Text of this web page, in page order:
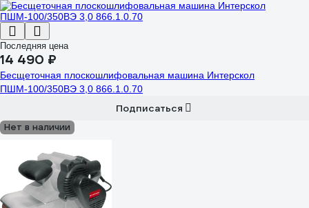
Последняя цена
14 490 ₽
Бесщеточная плоскошлифовальная машина Интерскол
ПШМ-100/350ВЭ 3,0 866.1.0.70
Подписаться
Нет в наличии